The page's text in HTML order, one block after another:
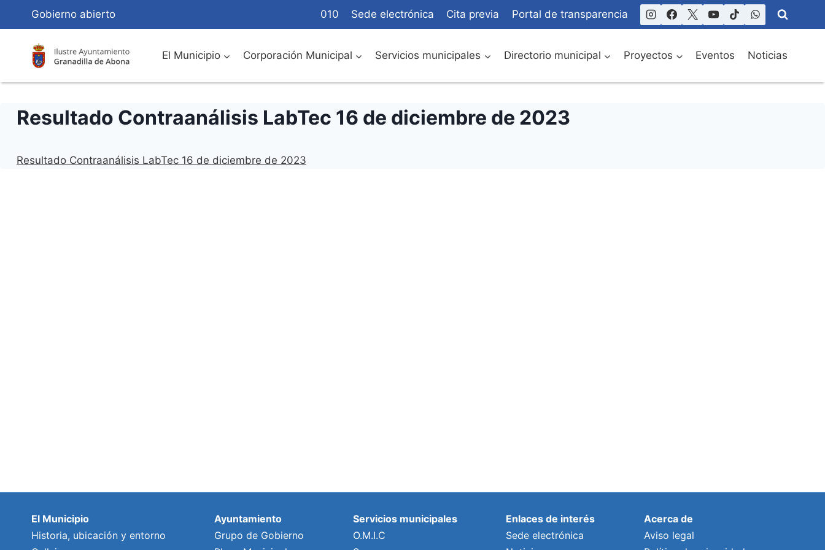
Contenido
Gobierno abierto 010 Sede electrónica Cita previa Portal de transparencia
El Municipio Corporación Municipal Servicios municipales Directorio municipal Proyectos Eventos Noticias
Resultado Contraanálisis LabTec 16 de diciembre de 2023
Resultado Contraanálisis LabTec 16 de diciembre de 2023
El Municipio
Historia, ubicación y entorno
Ayuntamiento
Grupo de Gobierno
Servicios municipales
O.M.I.C
Enlaces de interés
Sede electrónica
Acerca de
Aviso legal